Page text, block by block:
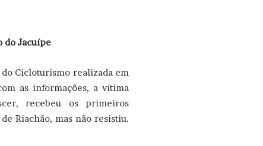
do Jacuípe
Cicloturismo realizada em
as informações, a vítima
recebeu os primeiros
Riachão, mas não resistiu.